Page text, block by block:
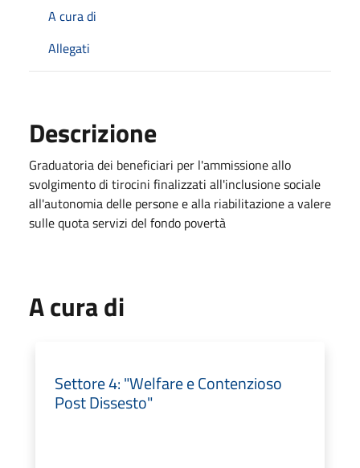
A cura di
Allegati
Descrizione
Graduatoria dei beneficiari per l'ammissione allo
svolgimento di tirocini finalizzati all'inclusione sociale
all'autonomia delle persone e alla riabilitazione a valere
sulle quota servizi del fondo povertà
A cura di
Settore 4: "Welfare e Contenzioso
Post Dissesto"